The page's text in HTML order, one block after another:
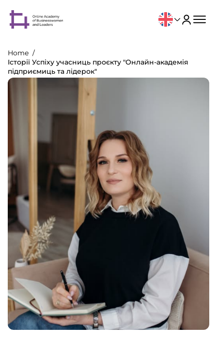
Home
Історії Успіху учасниць проєкту "Онлайн-академія
підприємиць та лідерок"